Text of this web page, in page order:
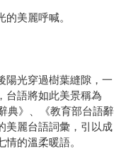
的美麗呼喊。
陽光穿過樹葉縫隙，一
台語將如此美景稱為
典》、《教育部台語辭
美麗台語詞彙，引以成
的溫柔暖語。